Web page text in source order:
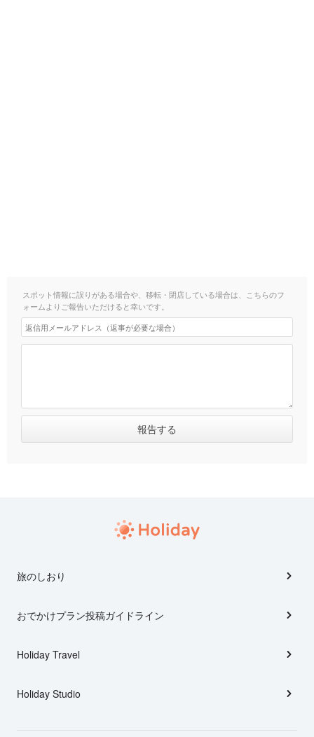
スポット情報に誤りがある場合や、移転・閉店している場合は、こちらのフ
ォームよりご報告いただけると幸いです。
旅のしおり
おでかけプラン投稿ガイドライン
Holiday Travel
Holiday Studio